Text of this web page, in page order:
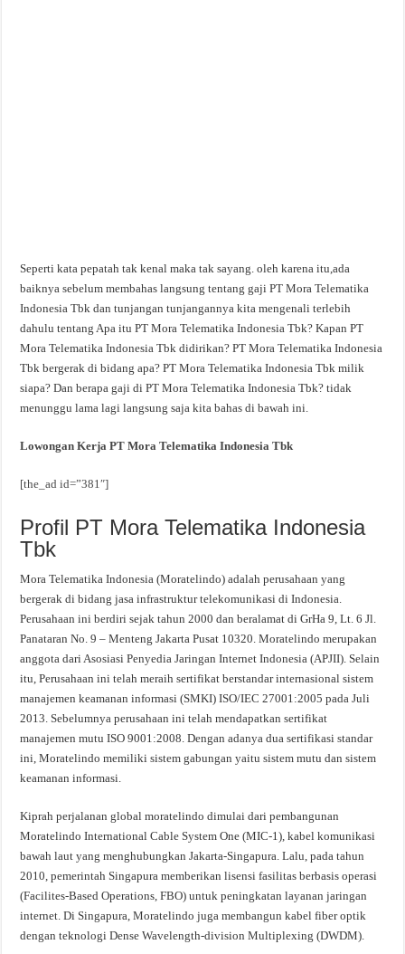
Seperti kata pepatah tak kenal maka tak sayang. oleh karena itu,ada
baiknya sebelum membahas langsung tentang gaji PT Mora Telematika
Indonesia Tbk dan tunjangan tunjangannya kita mengenali terlebih
dahulu tentang Apa itu PT Mora Telematika Indonesia Tbk? Kapan PT
Mora Telematika Indonesia Tbk didirikan? PT Mora Telematika Indonesia
Tbk bergerak di bidang apa? PT Mora Telematika Indonesia Tbk milik
siapa? Dan berapa gaji di PT Mora Telematika Indonesia Tbk? tidak
menunggu lama lagi langsung saja kita bahas di bawah ini.
Lowongan Kerja PT Mora Telematika Indonesia Tbk
[the_ad id=”381″]
Profil PT Mora Telematika Indonesia
Tbk
Mora Telematika Indonesia (Moratelindo) adalah perusahaan yang
bergerak di bidang jasa infrastruktur telekomunikasi di Indonesia.
Perusahaan ini berdiri sejak tahun 2000 dan beralamat di GrHa 9, Lt. 6 Jl.
Panataran No. 9 – Menteng Jakarta Pusat 10320. Moratelindo merupakan
anggota dari Asosiasi Penyedia Jaringan Internet Indonesia (APJII). Selain
itu, Perusahaan ini telah meraih sertifikat berstandar internasional sistem
manajemen keamanan informasi (SMKI) ISO/IEC 27001:2005 pada Juli
2013. Sebelumnya perusahaan ini telah mendapatkan sertifikat
manajemen mutu ISO 9001:2008. Dengan adanya dua sertifikasi standar
ini, Moratelindo memiliki sistem gabungan yaitu sistem mutu dan sistem
keamanan informasi.
Kiprah perjalanan global moratelindo dimulai dari pembangunan
Moratelindo International Cable System One (MIC-1), kabel komunikasi
bawah laut yang menghubungkan Jakarta-Singapura. Lalu, pada tahun
2010, pemerintah Singapura memberikan lisensi fasilitas berbasis operasi
(Facilites-Based Operations, FBO) untuk peningkatan layanan jaringan
internet. Di Singapura, Moratelindo juga membangun kabel fiber optik
dengan teknologi Dense Wavelength-division Multiplexing (DWDM).